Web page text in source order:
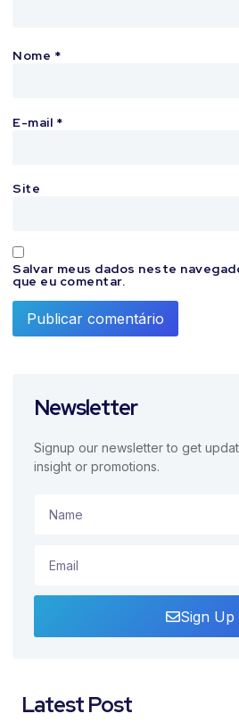
Nome *
E-mail *
Site
Salvar meus dados neste
que eu comentar.
Newsletter
Signup our newsletter to get
insight or promotions.
Sign Up
Latest Post